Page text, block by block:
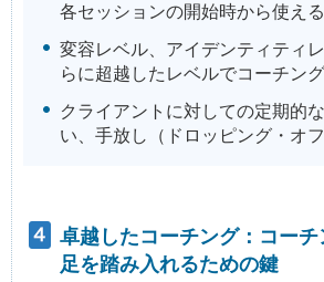
各セッションの開始時から使え
変容レベル、アイデンティティ
らに超越したレベルでコーチン
クライアントに対しての定期的
い、手放し（ドロッピング・オ
卓越したコーチング：コー
足を踏み入れるための鍵